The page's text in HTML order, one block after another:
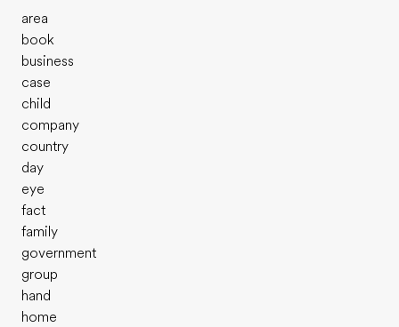
area
book
business
case
child
company
country
day
eye
fact
family
government
group
hand
home